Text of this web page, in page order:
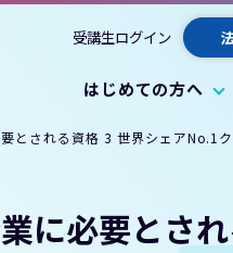
はじめての方へ
受講生ログイン
とされる資格 3 世界シェアNo.1
に必要とさ